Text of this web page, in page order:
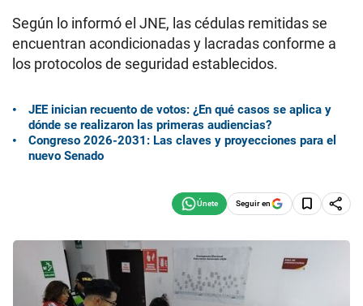
Según lo informó el JNE, las cédulas remitidas se
encuentran acondicionadas y lacradas conforme a
los protocolos de seguridad establecidos.
JEE inician recuento de votos: ¿En qué casos se aplica y
dónde se realizaron las primeras audiencias?
Congreso 2026-2031: Las claves y proyecciones para el
nuevo Senado
Seguir en